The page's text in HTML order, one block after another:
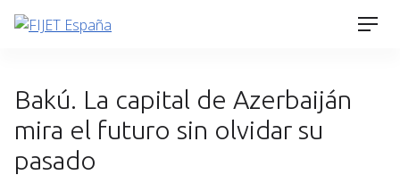
Skip
Bakú. La capital de Azerbaiján
mira el futuro sin olvidar su
pasado